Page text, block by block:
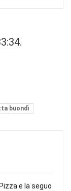
buondì
e la seguo